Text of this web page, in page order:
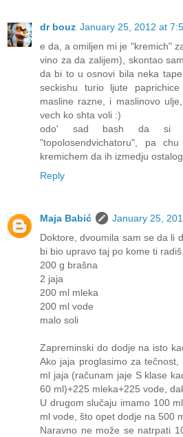
dr bouz January 25, 2012 at
e da, a omiljen mi je "kremich"
vino za da zalijem), skontao
da bi to u osnovi bila neka
seckishu turio ljute
masline razne, i maslinovo
vech ko shta voli :)
odo' sad bash da si
"topolosendvichatoru", pa
kremichem da ih izmedju
Reply
Maja Babić
January 25,
Doktore, dvoumila sam se da li
bi bio upravo taj po kome ti radiš.
200 g brašna
2 jaja
200 ml mleka
200 ml vode
malo soli
Zapreminski do dodje na isto
Ako jaja proglasimo za
ml jaja (računam jaje S klase
60 ml)+225 mleka+225 vode,
U drugom slučaju imamo 100
ml vode, što opet dodje na 500
Naravno ne može se natrpati